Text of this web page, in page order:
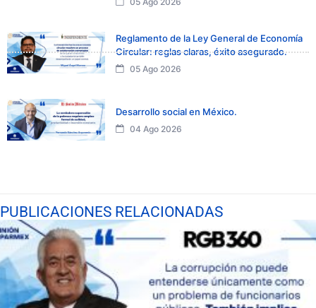
Reglamento de la Ley General de Economía
Circular: reglas claras, éxito asegurado.
05 Ago 2026
Desarrollo social en México.
04 Ago 2026
PUBLICACIONES RELACIONADAS